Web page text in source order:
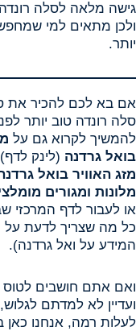
גישה מלאה לסלה רונדה
ולכן מתאים למי שמחפש
יותר.
אם בא לכם להכיר את
סלה רונדה טוב יותר
להמשיך לקרוא גם על
בואל גרדנה (לינק
מזג האוויר בואל
מלונות ומגורים
או לעבור לדף המרכזי
כל מה שצריך לדעת על
המידע על ואל גרדנה).
ואם אתם חושבים לטוס
ועדיין לא למדתם
לעלות רמה, אנחנו כאן